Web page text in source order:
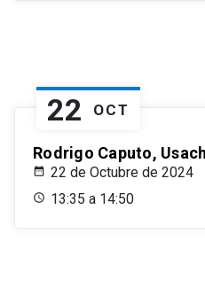
22 OCT
Rodrigo Caputo, Usach
22 de Octubre de 2024
13:35 a 14:50